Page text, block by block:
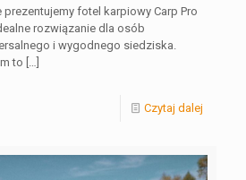
fotel karpiowy Carp Pro
rozwiązanie dla osób
i wygodnego siedziska.
to […]
Czytaj dalej